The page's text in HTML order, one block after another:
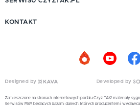
KONTAKT
Designed by Developed by
Zamieszczone na stronach internetowych portalu Czyż TAK! materiały
Serwisów PAP, będących bazami danych, których producentem i